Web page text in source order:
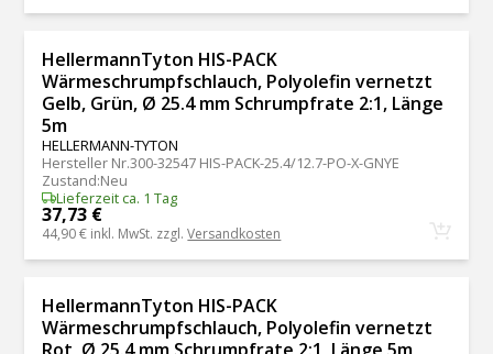
HellermannTyton HIS-PACK
Wärmeschrumpfschlauch, Polyolefin vernetzt
Gelb, Grün, Ø 25.4 mm Schrumpfrate 2:1, Länge
5m
HELLERMANN-TYTON
Hersteller Nr.300-32547 HIS-PACK-25.4/12.7-PO-X-GNYE
Zustand:Neu
Lieferzeit ca. 1 Tag
37,73 €
44,90 € inkl. MwSt. zzgl.Versandkosten
HellermannTyton HIS-PACK
Wärmeschrumpfschlauch, Polyolefin vernetzt